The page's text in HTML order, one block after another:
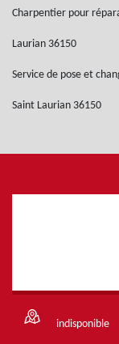
Charpentier pour
Laurian 36150
Service de pose et
Saint Laurian 36150
indisponible